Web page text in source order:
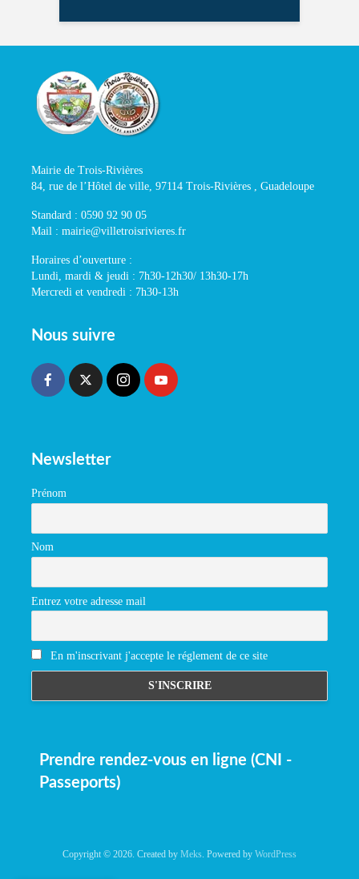
Mairie de Trois-Rivières
84, rue de l’Hôtel de ville, 97114 Trois-Rivières , Guadeloupe
Standard : 0590 92 90 05
Mail : mairie@villetroisrivieres.fr
Horaires d’ouverture :
Lundi, mardi & jeudi : 7h30-12h30/ 13h30-17h
Mercredi et vendredi : 7h30-13h
Nous suivre
Newsletter
Prénom
Nom
Entrez votre adresse mail
En m'inscrivant j'accepte le réglement de ce site
Prendre rendez-vous en ligne (CNI -
Passeports)
Copyright © 2026. Created by Meks . Powered by WordPress